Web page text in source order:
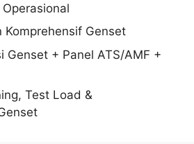
Komprehensif Genset
Genset + Panel ATS/AMF +
Test Load &